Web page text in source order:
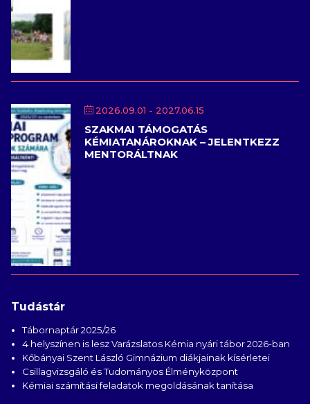
2026.09.01 - 2027.06.15
SZAKMAI TÁMOGATÁS
KÉMIATANÁROKNAK – JELENTKEZZ
MENTORÁLTNAK
Tudástár
Tábornaptár 2025/26
4 helyszínen is lesz Varázslatos Kémia nyári tábor 2026-ban
Kőbányai Szent László Gimnázium diákjainak kísérletei
Csillagvizsgáló és Tudományos Élményközpont
Kémiai számítási feladatok megoldásának tanítása